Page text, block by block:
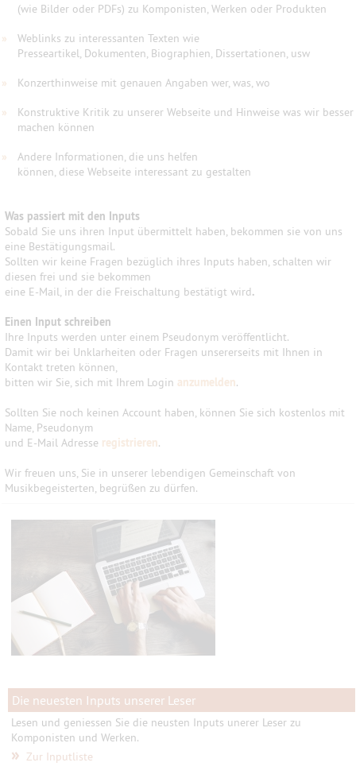
(wie Bilder oder PDFs) zu Komponisten, Werken oder Produkten
»
Weblinks zu interessanten Texten wie
Presseartikel, Dokumenten, Biographien, Dissertationen, usw
» Konzerthinweise mit genauen Angaben wer, was, wo
»
Konstruktive Kritik zu unserer Webseite und Hinweise was wir besser
machen können
»
Andere Informationen, die uns helfen
können, diese Webseite interessant zu gestalten
Was passiert mit den Inputs
Sobald Sie uns ihren Input übermittelt haben, bekommen sie von uns
eine Bestätigungsmail.
Sollten wir keine Fragen bezüglich ihres Inputs haben, schalten wir
diesen frei und sie bekommen
eine E-Mail, in der die Freischaltung bestätigt wird.
Einen Input schreiben
Ihre Inputs werden unter einem Pseudonym veröffentlicht.
Damit wir bei Unklarheiten oder Fragen unsererseits mit Ihnen in
Kontakt treten können,
bitten wir Sie, sich mit Ihrem Login anzumelden.
Sollten Sie noch keinen Account haben, können Sie sich kostenlos mit
Name, Pseudonym
und E-Mail Adresse registrieren.
Wir freuen uns, Sie in unserer lebendigen Gemeinschaft von
Musikbegeisterten, begrüßen zu dürfen.
Die neuesten Inputs unserer Leser
Lesen und geniessen Sie die neusten Inputs unerer Leser zu
Komponisten und Werken.
» Zur Inputliste